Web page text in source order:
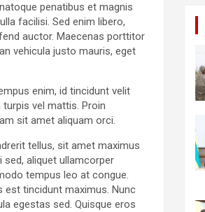
penatibus et magnis
facilisi. Sed enim libero,
auctor. Maecenas porttitor
vehicula justo mauris, eget
enim, id tincidunt velit
vel mattis. Proin
sit amet aliquam orci.
tellus, sit amet maximus
aliquet ullamcorper
tempus leo at congue.
est tincidunt maximus. Nunc
egestas sed. Quisque eros